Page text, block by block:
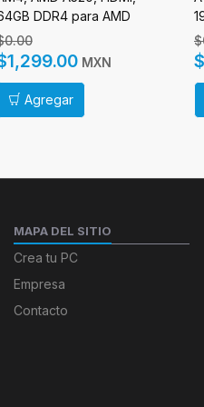
DDR4 para AMD
MXN
Agregar
MAPA DEL SITIO
Crea tu PC
Empresa
Contacto